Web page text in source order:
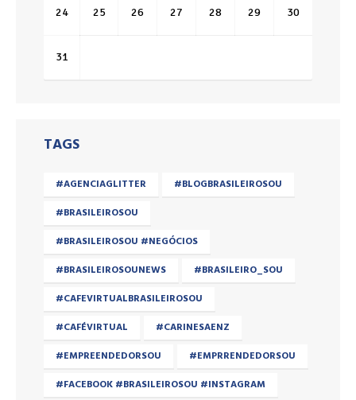
24 25 26 27 28 29 30
31
TAGS
#AGENCIAGLITTER
#BLOGBRASILEIROSOU
#BRASILEIROSOU
#BRASILEIROSOU #NEGÓCIOS
#BRASILEIROSOUNEWS
#BRASILEIRO_SOU
#CAFEVIRTUALBRASILEIROSOU
#CAFÉVIRTUAL
#CARINESAENZ
#EMPREENDEDORSOU
#EMPRRENDEDORSOU
#FACEBOOK #BRASILEIROSOU #INSTAGRAM